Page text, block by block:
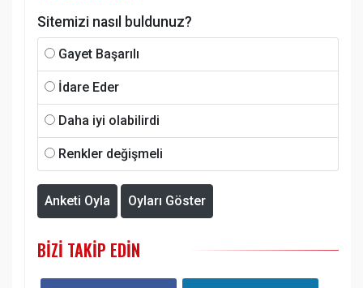
Sitemizi nasıl buldunuz?
Gayet Başarılı
İdare Eder
Daha iyi olabilirdi
Renkler değişmeli
Anketi Oyla Oyları Göster
BIZI TAKIP EDIN